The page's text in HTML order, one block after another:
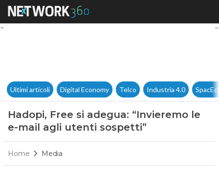
Hadopi, Free si adegua:
Ultimi articoli Digital Economy Telco Industria 4.0
Hadopi, Free si adegua: “Invieremo le
e-mail agli utenti sospetti”
Home Media